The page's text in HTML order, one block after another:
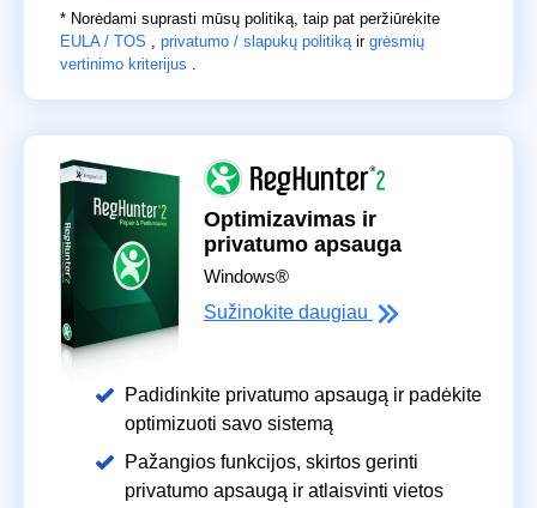
* Norėdami suprasti mūsų politiką, taip pat peržiūrėkite
EULA / TOS , privatumo / slapukų politikąir grėsmių
vertinimo kriterijus .
Optimizavimas ir
privatumo apsauga
Windows®
Sužinokite daugiau
Padidinkite privatumo apsaugą ir padėkite
optimizuoti savo sistemą
Pažangios funkcijos, skirtos gerinti
privatumo apsaugą ir atlaisvinti vietos